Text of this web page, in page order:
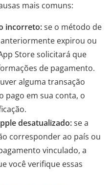
mais comuns:
incorreto:se o método de
expirou ou
Store solicitará que
de pagamento.
alguma transação
pago em sua conta, o
desatualizado:se a
corresponder ao país ou
vinculado, a
você verifique essas